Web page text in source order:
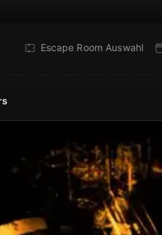
Escape Room Auswahl